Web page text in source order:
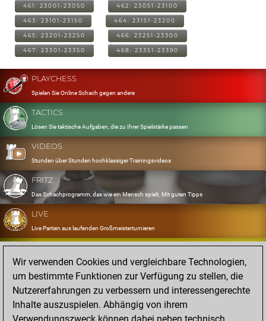
461: 23001-23050 462: 23051-23100
463: 23101-23150 464: 23151-23200
465: 23201-23250 466: 23251-23300
467: 23301-23350 468: 23351-23390
PLAYCHESS
Spielen Sie Online Schach gegen andere
TACTICS
Lösen Sie taktische Aufgaben, die zu Ihrer Spielstärke passen
VIDEOS
Stunden über Stunden hochklassiger Trainingsvideos
FRITZ
Das Schachprogramm, das wie ein Mensch spielt. Mit guten Tipps
LIVE
Live Partien aus laufenden Großmeisterturnieren
OPENINGS
Erfassen und Üben Sie Ihr Eröffnungsrepertoire
DATABASE
Acht Millionen starke Partien
MYGAMES
Wir verwenden Cookies und vergleichbare Technologien,
um bestimmte Funktionen zur Verfügung zu stellen, die
Nutzererfahrungen zu verbessern und interessengerechte
Inhalte auszuspielen. Abhängig von ihrem